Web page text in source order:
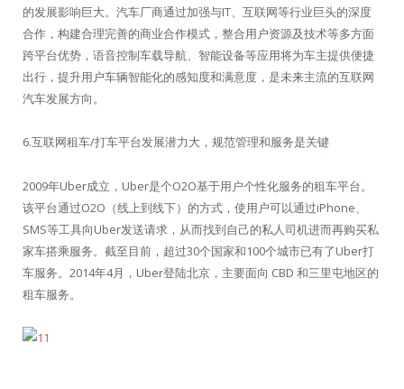
的发展影响巨大。汽车厂商通过加强与IT、互联网等行业巨头的深度
合作，构建合理完善的商业合作模式，整合用户资源及技术等多方面
跨平台优势，语音控制车载导航、智能设备等应用将为车主提供便捷
出行，提升用户车辆智能化的感知度和满意度，是未来主流的互联网
汽车发展方向。
6.互联网租车/打车平台发展潜力大，规范管理和服务是关键
2009年Uber成立，Uber是个O2O基于用户个性化服务的租车平台。
该平台通过O2O（线上到线下）的方式，使用户可以通过iPhone、
SMS等工具向Uber发送请求，从而找到自己的私人司机进而再购买私
家车搭乘服务。截至目前，超过30个国家和100个城市已有了Uber打
车服务。2014年4月，Uber登陆北京，主要面向 CBD 和三里屯地区的
租车服务。